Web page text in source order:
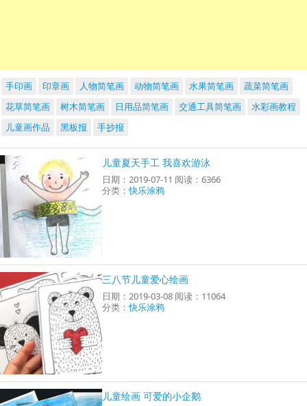
手印画 印章画 人物简笔画 动物简笔画 水果简笔画
蔬菜简笔画
花草简笔画
树木简笔画 日用品简笔画 交通工具简笔画
水彩画教程
儿童画作品
黑板报 手抄报
儿童夏天手工 我喜欢游泳
日期：2019-07-11 阅读：6366
分类：快乐涂鸦
三八节儿童爱心绘画
日期：2019-03-08 阅读：11064
分类：快乐涂鸦
儿童绘画 可爱的小企鹅